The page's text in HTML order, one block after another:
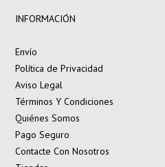
INFORMACIÓN
Envío
Política de Privacidad
Aviso Legal
Términos Y Condiciones
Quiénes Somos
Pago Seguro
Contacte Con Nosotros